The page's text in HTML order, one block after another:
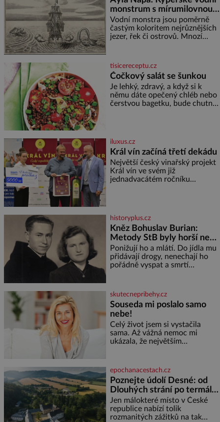
monstrum s mírumilovnou
povahou
Vodní monstra jsou poměrně
častým koloritem nejrůznějších
jezer, řek či ostrovů. Mnozí
přitáhnout k němu pozornost
záhadám nakloněných turi
tisicereceptu.cz
Čočkový salát se šunkou
Je lehký, zdravý, a když si k
němu dáte opečený chléb nebo
čerstvou bagetku, bude chutnat
cibule 2 lžíce
iluxus.cz
Král vín začíná třetí dekádu
Největší český vinařský projekt
Král vín ve svém již
jednadvacátém ročníku
historyplus.cz
Kněz Bohuslav Burian:
Metody StB byly horší než
gestapácké trýznění
Ponižují ho a mlátí. Do jídla mu
přidávají drogy, nenechají ho
pořádně vyspat a smrtí
estébákům podepíše všechno,
co po něm chtějí. Svým
podpisem jim potvrdí také to, že
na něj během výslechů nikdo
nevyvíjel fyzický ani psychický
nátlak. Syn brněnského řezníka
chce být knězem a
skutecnepribehy.cz
Souseda mi poslalo samo
nebe!
Celý život jsem si vystačila
sama. Až vážná nemoc mi
ukázala, že největším
ochotný podat pomocnou ruku.
Vždycky jsem byla spíš
samotářka. Nepotřebovala jsem
kolem sebe partu kamarádek
ani partnera. Stačily mi knihy,
práce a hlavně klid. Hned po
studiích jsem odešla z rodného
epochanacestach.cz
Poznejte údolí Desné: od
Dlouhých strání po termální
prameny
Jen málokteré místo v České
republice nabízí tolik
rozmanitých zážitků na tak